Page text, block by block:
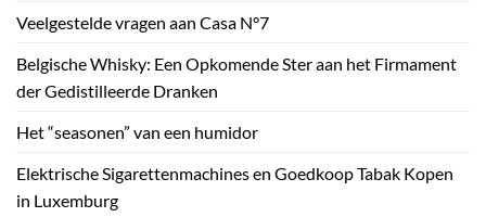
Veelgestelde vragen aan Casa N°7
Belgische Whisky: Een Opkomende Ster aan het Firmament
der Gedistilleerde Dranken
Het “seasonen” van een humidor
Elektrische Sigarettenmachines en Goedkoop Tabak Kopen
in Luxemburg